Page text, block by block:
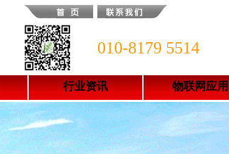
010-8179 5514
行业资讯 物联网应用